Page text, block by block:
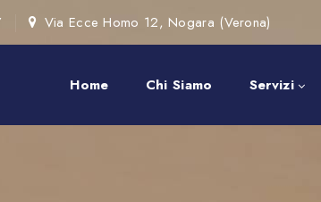
Via Ecce Homo 12, Nogara (Verona)
Home Chi Siamo Servizi